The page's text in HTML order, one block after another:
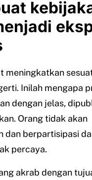
meningkatkan
Inilah mengapa
dengan jelas,
Orang tidak akan
dan berpartisipasi
percaya.
akrab dengan